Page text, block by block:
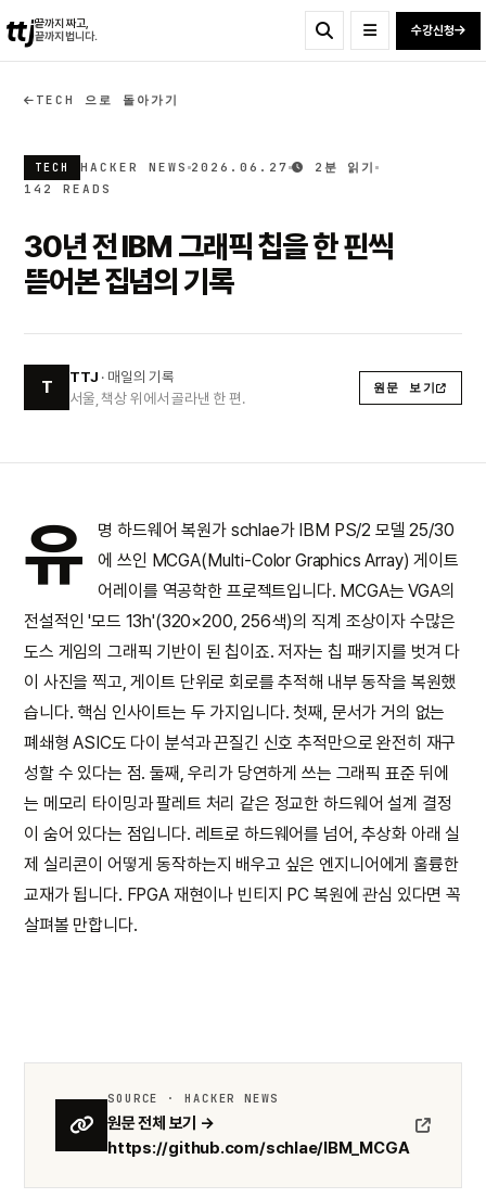
ttj끝까지 짜고,
끝까지 법니다.
수강신청
TECH 으로 돌아가기
TECH HACKER NEWS 2026.06.27
2분 읽기
142 READS
30년 전 IBM 그래픽 칩을 한 핀씩
뜯어본 집념의 기록
T
TTJ · 매일의 기록
서울, 책상 위에서 골라낸 한 편.
원문 보기
유
명 하드웨어 복원가 schlae가 IBM PS/2 모델 25/30
에 쓰인 MCGA(Multi-Color Graphics Array) 게이트
어레이를 역공학한 프로젝트입니다. MCGA는 VGA의
전설적인 '모드 13h'(320×200, 256색)의 직계 조상이자 수많은
도스 게임의 그래픽 기반이 된 칩이죠. 저자는 칩 패키지를 벗겨 다
이 사진을 찍고, 게이트 단위로 회로를 추적해 내부 동작을 복원했
습니다. 핵심 인사이트는 두 가지입니다. 첫째, 문서가 거의 없는
폐쇄형 ASIC도 다이 분석과 끈질긴 신호 추적만으로 완전히 재구
성할 수 있다는 점. 둘째, 우리가 당연하게 쓰는 그래픽 표준 뒤에
는 메모리 타이밍과 팔레트 처리 같은 정교한 하드웨어 설계 결정
이 숨어 있다는 점입니다. 레트로 하드웨어를 넘어, 추상화 아래 실
제 실리콘이 어떻게 동작하는지 배우고 싶은 엔지니어에게 훌륭한
교재가 됩니다. FPGA 재현이나 빈티지 PC 복원에 관심 있다면 꼭
살펴볼 만합니다.
SOURCE · HACKER NEWS
원문 전체 보기 →
https://github.com/schlae/IBM_MCGA